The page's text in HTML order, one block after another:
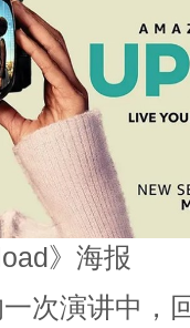
》海报
次演讲中，